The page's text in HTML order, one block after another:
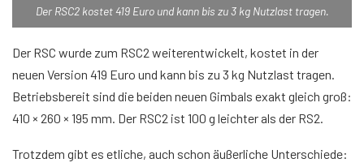
Der RSC2 kostet 419 Euro und kann bis zu 3 kg Nutzlast tragen.
Der RSC wurde zum RSC2 weiterentwickelt, kostet in der
neuen Version 419 Euro und kann bis zu 3 kg Nutzlast tragen.
Betriebsbereit sind die beiden neuen Gimbals exakt gleich groß:
410 × 260 × 195 mm. Der RSC2 ist 100 g leichter als der RS2.
Trotzdem gibt es etliche, auch schon äußerliche Unterschiede: